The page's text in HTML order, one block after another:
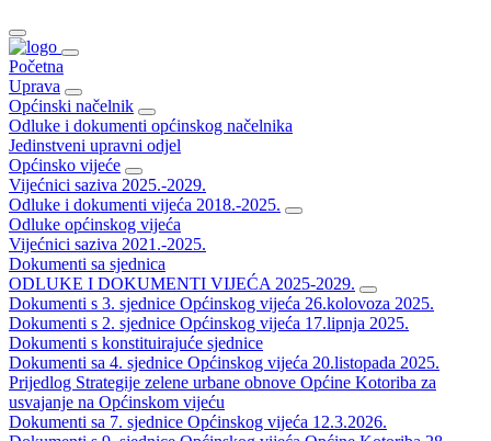
Početna
Uprava
Općinski načelnik
Odluke i dokumenti općinskog načelnika
Jedinstveni upravni odjel
Općinsko vijeće
Vijećnici saziva 2025.-2029.
Odluke i dokumenti vijeća 2018.-2025.
Odluke općinskog vijeća
Vijećnici saziva 2021.-2025.
Dokumenti sa sjednica
ODLUKE I DOKUMENTI VIJEĆA 2025-2029.
Dokumenti s 3. sjednice Općinskog vijeća 26.kolovoza 2025.
Dokumenti s 2. sjednice Općinskog vijeća 17.lipnja 2025.
Dokumenti s konstituirajuće sjednice
Dokumenti sa 4. sjednice Općinskog vijeća 20.listopada 2025.
Prijedlog Strategije zelene urbane obnove Općine Kotoriba za
usvajanje na Općinskom vijeću
Dokumenti sa 7. sjednice Općinskog vijeća 12.3.2026.